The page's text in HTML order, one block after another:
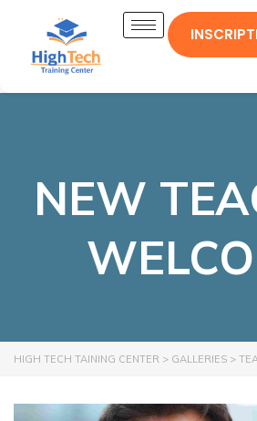
NEW
HIGH TECH TAINING CENTER > GALLERIES >